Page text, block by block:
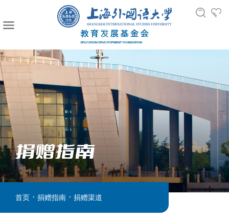
捐赠指南
首页 . 捐赠指南 . 捐赠渠道